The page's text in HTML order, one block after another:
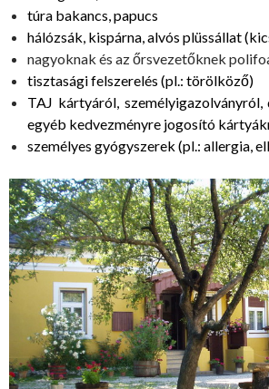
túra bakancs, papucs
hálózsák, kispárna, alvós plüssállat
nagyoknak és az őrsvezetőknek
tisztasági felszerelés (pl.: törölköző)
TAJ kártyáról, személyigazolványról,
egyéb kedvezményre jogosító
személyes gyógyszerek (pl.: allergia,